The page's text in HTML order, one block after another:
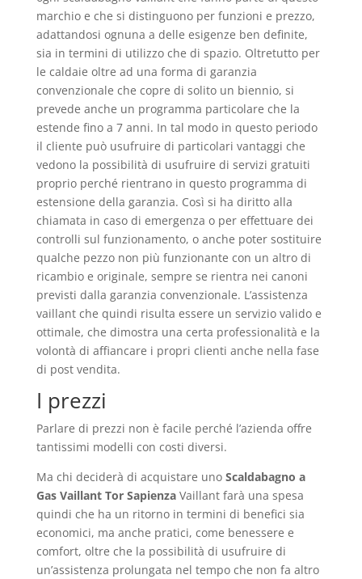
marchio e che si distinguono per funzioni e prezzo,
adattandosi ognuna a delle esigenze ben definite,
sia in termini di utilizzo che di spazio. Oltretutto per
le caldaie oltre ad una forma di garanzia
convenzionale che copre di solito un biennio, si
prevede anche un programma particolare che la
estende fino a 7 anni. In tal modo in questo periodo
il cliente può usufruire di particolari vantaggi che
vedono la possibilità di usufruire di servizi gratuiti
proprio perché rientrano in questo programma di
estensione della garanzia. Così si ha diritto alla
chiamata in caso di emergenza o per effettuare dei
controlli sul funzionamento, o anche poter sostituire
qualche pezzo non più funzionante con un altro di
ricambio e originale, sempre se rientra nei canoni
previsti dalla garanzia convenzionale. L’assistenza
vaillant che quindi risulta essere un servizio valido e
ottimale, che dimostra una certa professionalità e la
volontà di affiancare i propri clienti anche nella fase
di post vendita.
I prezzi
Parlare di prezzi non è facile perché l’azienda offre
tantissimi modelli con costi diversi.
Ma chi deciderà di acquistare uno Scaldabagno a
Gas Vaillant Tor SapienzaVaillant farà una spesa
quindi che ha un ritorno in termini di benefici sia
economici, ma anche pratici, come benessere e
comfort, oltre che la possibilità di usufruire di
un’assistenza prolungata nel tempo che non fa altro